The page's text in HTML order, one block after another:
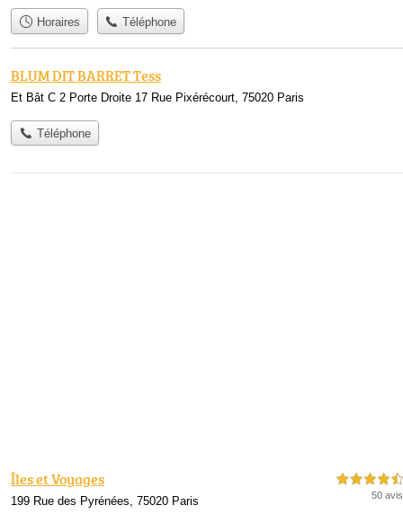
Horaires Téléphone
BLUM DIT BARRET Tess
Et Bât C 2 Porte Droite 17 Rue Pixérécourt, 75020 Paris
Téléphone
Îles et Voyages
199 Rue des Pyrénées, 75020 Paris
4,5 étoiles sur 5
50 avis